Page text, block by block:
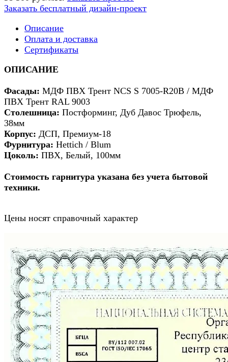
Заказать бесплатный дизайн-проект
Описание
Оплата и доставка
Сертификаты
ОПИСАНИЕ
Фасады: МДФ ПВХ Трент NCS S 7005-R20B / МДФ
ПВХ Трент RAL 9003
Столешница: Постформинг, Дуб Давос Трюфель,
38мм
Корпус: ДСП, Премиум-18
Фурнитура: Hettich / Blum
Цоколь: ПВХ, Белый, 100мм
Стоимость гарнитура указана без учета бытовой
техники.
Цены носят справочный характер